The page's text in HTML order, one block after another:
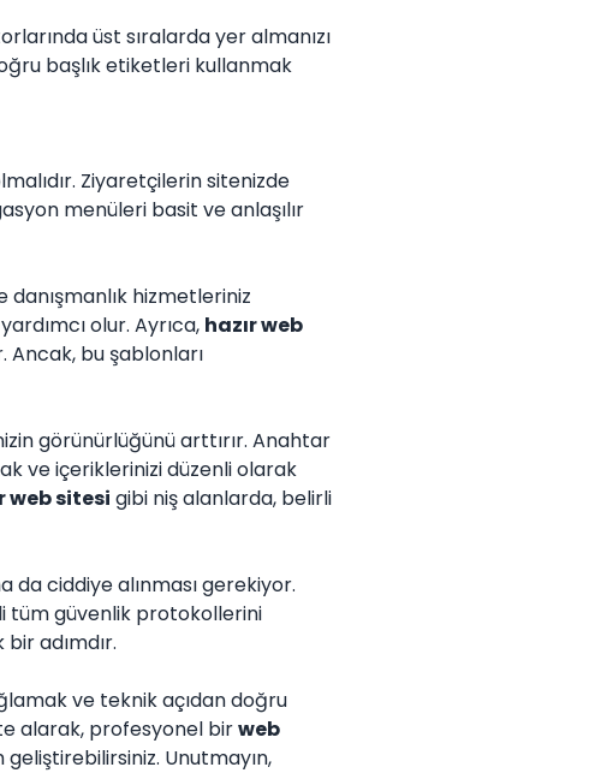
üst sıralarda yer almanızı
başlık etiketleri kullanmak
Ziyaretçilerin sitenizde
menüleri basit ve anlaşılır
danışmanlık hizmetleriniz
olur. Ayrıca, hazır web
Ancak, bu şablonları
görünürlüğünü arttırır. Anahtar
ve içeriklerinizi düzenli olarak
web sitesi gibi niş alanlarda, belirli
ciddiye alınması gerekiyor.
tüm güvenlik protokollerini
adımdır.
ve teknik açıdan doğru
alarak, profesyonel birweb
Unutmayın,